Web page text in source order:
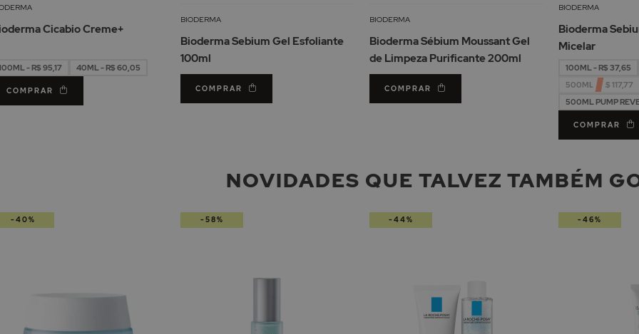
Desejos
Cicabio Creme+
- R$ 95,17 40ML - R$ 60,05
COMPRAR
Lista
Desejos
BIODERMA
Bioderma Sebium Gel Esfoliante
100ml
COMPRAR
Desejos
BIODERMA
Bioderma Sébium Moussant Gel
de Limpeza Purificante 200ml
COMPRAR
BIODERMA
Bioderma
Micelar
100ML - R$ 37,65
500ML - R$ 117,77
500ML PUMP
COMPRAR
NOVIDADES QUE TALVEZ TAMBÉM
-40% -58% -44% -46%